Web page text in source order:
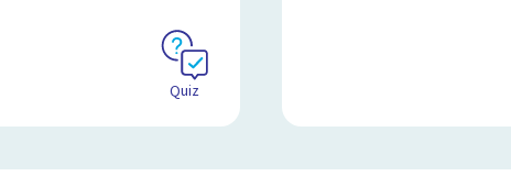
Quiz